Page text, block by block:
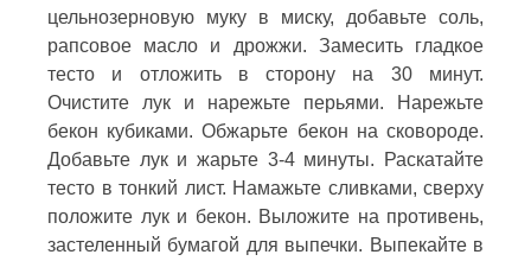
цельнозерновую муку в миску, добавьте соль,
рапсовое масло и дрожжи. Замесить гладкое
тесто и отложить в сторону на 30 минут.
Очистите лук и нарежьте перьями. Нарежьте
бекон кубиками. Обжарьте бекон на сковороде.
Добавьте лук и жарьте 3-4 минуты. Раскатайте
тесто в тонкий лист. Намажьте сливками, сверху
положите лук и бекон. Выложите на противень,
застеленный бумагой для выпечки. Выпекайте в